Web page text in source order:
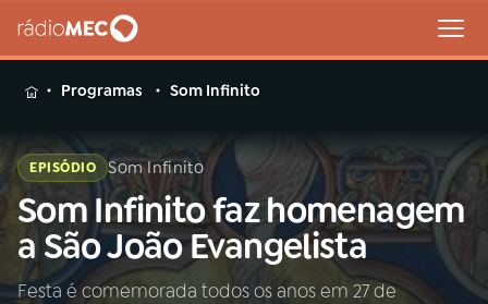
MENU
Buscar
na
Rádio
MEC
Buscar
Programas Som Infinito
EPISÓDIO Som Infinito
Som Infinito faz homenagem
a São João Evangelista
Festa é comemorada todos os anos em 27 de